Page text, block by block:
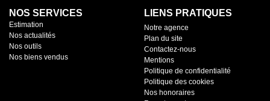
NOS SERVICES
Estimation
Nos actualités
Nos outils
Nos biens vendus
LIENS PRATIQUES
Notre agence
Plan du site
Contactez-nous
Mentions
Politique de confidentialité
Politique des cookies
Nos honoraires